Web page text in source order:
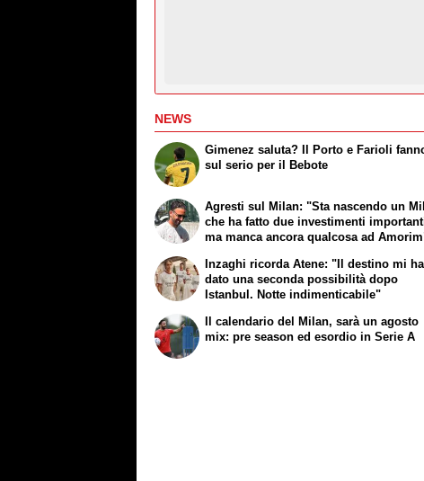
NEWS
Gimenez saluta? Il Porto e Farioli
sul serio per il Bebote
Agresti sul Milan: "Sta nascendo un
che ha fatto due investimenti
ma manca ancora qualcosa ad
Inzaghi ricorda Atene: "Il destino mi ha
dato una seconda possibilità dopo
Istanbul. Notte indimenticabile"
Il calendario del Milan, sarà un agosto
mix: pre season ed esordio in Serie A